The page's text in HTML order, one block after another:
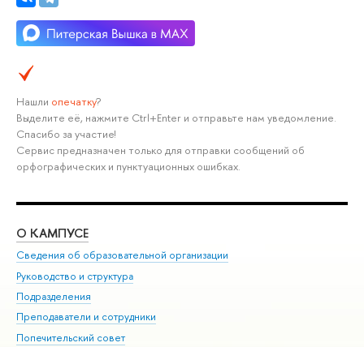
Нашли опечатку?
Выделите её, нажмите Ctrl+Enter и отправьте нам уведомление.
Спасибо за участие!
Сервис предназначен только для отправки сообщений об
орфографических и пунктуационных ошибках.
О КАМПУСЕ
Сведения об образовательной организации
Руководство и структура
Подразделения
Преподаватели и сотрудники
Попечительский совет